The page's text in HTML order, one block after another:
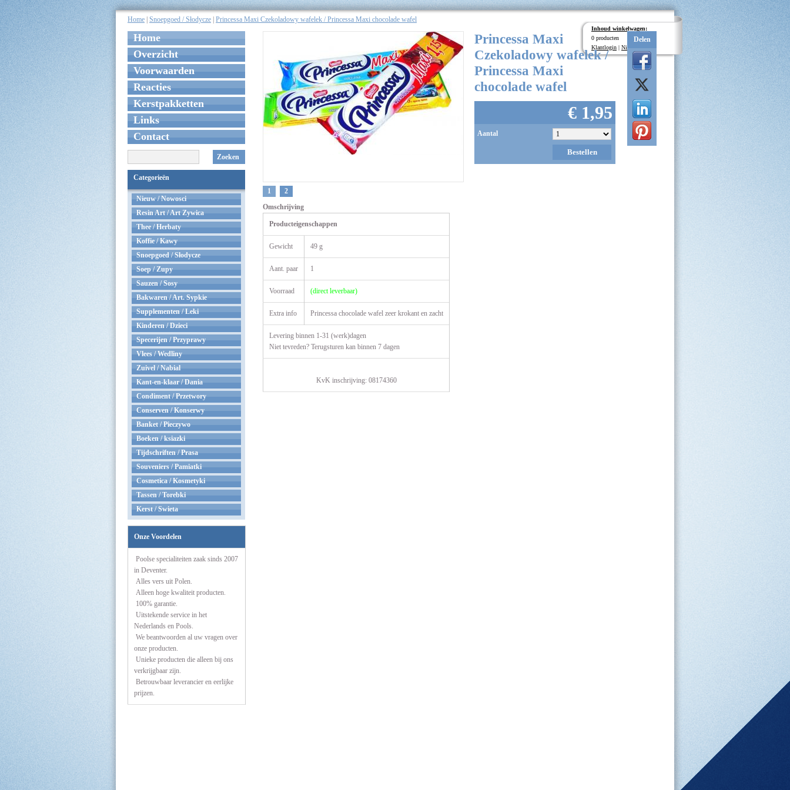
Inhoud winkelwagen:
0 producten
Klantlogin | Nieuwe klant
Home Snoepgoed / Słodycze Princessa Maxi Czekoladowy wafelek / Princessa Maxi chocolade wafel
Home
Overzicht
Voorwaarden
Reacties
Kerstpakketten
Links
Contact
Zoeken
Categorieën
Nieuw / Nowosci
Resin Art / Art Zywica
Thee / Herbaty
Koffie / Kawy
Snoepgoed / Słodycze
Soep / Zupy
Sauzen / Sosy
Bakwaren / Art. Sypkie
Supplementen / Leki
Kinderen / Dzieci
Specerijen / Przyprawy
Vlees / Wedliny
Zuivel / Nabial
Kant-en-klaar / Dania
Condiment / Przetwory
Conserven / Konserwy
Banket / Pieczywo
Boeken / ksiazki
Tijdschriften / Prasa
Souveniers / Pamiatki
Cosmetica / Kosmetyki
Tassen / Torebki
Kerst / Swieta
Onze Voordelen
Poolse specialiteiten zaak sinds 2007
in Deventer.
Alles vers uit Polen.
Alleen hoge kwaliteit producten.
100% garantie.
Uitstekende service in het
Nederlands en Pools.
We beantwoorden al uw vragen over
onze producten.
Unieke producten die alleen bij ons
verkrijgbaar zijn.
Betrouwbaar leverancier en eerlijke
prijzen.
1 2
Princessa Maxi
Czekoladowy wafelek /
Princessa Maxi
chocolade wafel
€ 1,95
Aantal
Bestellen
Delen
Omschrijving
Producteigenschappen
Gewicht 49 g
Aant. paar 1
Voorraad (direct leverbaar)
Extra info Princessa chocolade wafel zeer krokant en zacht
Levering binnen 1-31 (werk)dagen
Niet tevreden? Terugsturen kan binnen 7 dagen
KvK inschrijving: 08174360